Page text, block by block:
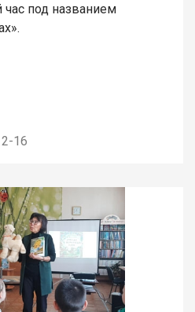
под названием
16